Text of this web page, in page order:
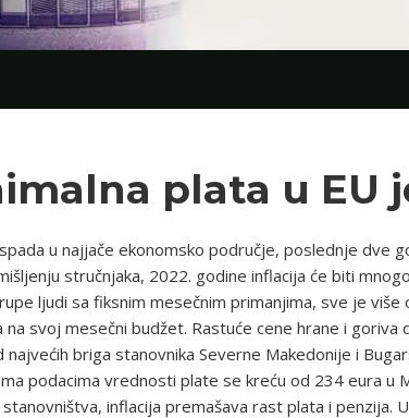
plata u EU
u najjače ekonomsko područje, poslednje dve
stručnjaka, 2022. godine inflacija će biti
ljudi sa fiksnim mesečnim primanjima, sve je
svoj mesečni budžet. Rastuće cene hrane i
briga stanovnika Severne Makedonije i
podacima vrednosti plate se kreću od 234 eura u
inflacija premašava rast plata i penzija.